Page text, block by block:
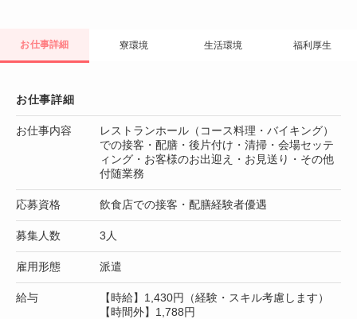
お仕事詳細 寮環境 生活環境 福利厚生
お仕事詳細
お仕事内容
レストランホール（コース料理・バイキング）
での接客・配膳・後片付け・清掃・会場セッテ
ィング・お客様のお出迎え・お見送り・その他
付随業務
応募資格 飲食店での接客・配膳経験者優遇
募集人数 3人
雇用形態 派遣
給与
【時給】1,430円（経験・スキル考慮します）
【時間外】1,788円